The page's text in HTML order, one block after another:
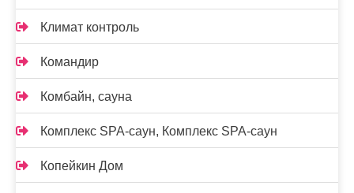
Климат контроль
Командир
Комбайн, сауна
Комплекс SPA-саун, Комплекс SPA-саун
Копейкин Дом